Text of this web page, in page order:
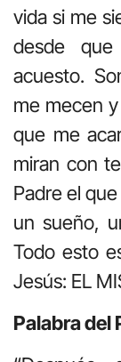
vida si me
desde
acuesto.
me mecen
que me
miran con
Padre el
un sueño,
Todo esto
Jesús: EL
Palabra del